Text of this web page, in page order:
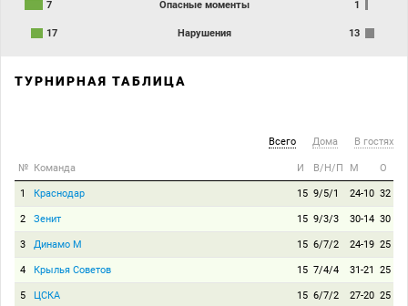
7 Опасные моменты 1
17 Нарушения 13
ТУРНИРНАЯ ТАБЛИЦА
Всего Дома В гостях
№ Команда И В/Н/П М О
1 Краснодар 15 9/5/1 24-10 32
2 Зенит 15 9/3/3 30-14 30
3 Динамо М 15 6/7/2 24-19 25
4 Крылья Советов 15 7/4/4 31-21 25
5 ЦСКА 15 6/7/2 27-20 25